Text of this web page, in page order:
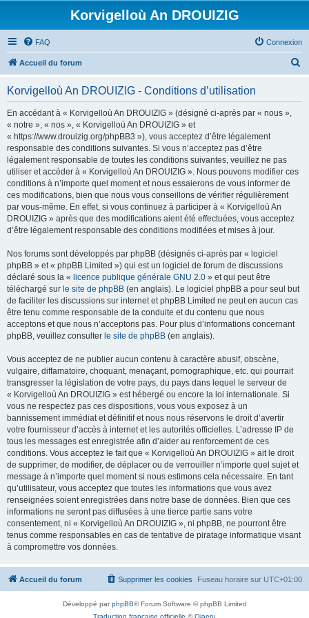
Korvigelloù An DROUIZIG
FAQ Connexion
Accueil du forum
Korvigelloù An DROUIZIG - Conditions d’utilisation
En accédant à « Korvigelloù An DROUIZIG » (désigné ci-après par « nous »,
« notre », « nos », « Korvigelloù An DROUIZIG » et
« https://www.drouizig.org/phpBB3 »), vous acceptez d’être légalement
responsable des conditions suivantes. Si vous n’acceptez pas d’être
légalement responsable de toutes les conditions suivantes, veuillez ne pas
utiliser et accéder à « Korvigelloù An DROUIZIG ». Nous pouvons modifier ces
conditions à n’importe quel moment et nous essaierons de vous informer de
ces modifications, bien que nous vous conseillons de vérifier régulièrement
par vous-même. En effet, si vous continuez à participer à « Korvigelloù An
DROUIZIG » après que des modifications aient été effectuées, vous acceptez
d’être légalement responsable des conditions modifiées et mises à jour.
Nos forums sont développés par phpBB (désignés ci-après par « logiciel
phpBB » et « phpBB Limited ») qui est un logiciel de forum de discussions
déclaré sous la « licence publique générale GNU 2.0 » et qui peut être
téléchargé sur le site de phpBB (en anglais). Le logiciel phpBB a pour seul but
de faciliter les discussions sur internet et phpBB Limited ne peut en aucun cas
être tenu comme responsable de la conduite et du contenu que nous
acceptons et que nous n’acceptons pas. Pour plus d’informations concernant
phpBB, veuillez consulter le site de phpBB (en anglais).
Vous acceptez de ne publier aucun contenu à caractère abusif, obscène,
vulgaire, diffamatoire, choquant, menaçant, pornographique, etc. qui pourrait
transgresser la législation de votre pays, du pays dans lequel le serveur de
« Korvigelloù An DROUIZIG » est hébergé ou encore la loi internationale. Si
vous ne respectez pas ces dispositions, vous vous exposez à un
bannissement immédiat et définitif et nous nous réservons le droit d’avertir
votre fournisseur d’accès à internet et les autorités officielles. L’adresse IP de
tous les messages est enregistrée afin d’aider au renforcement de ces
conditions. Vous acceptez le fait que « Korvigelloù An DROUIZIG » ait le droit
de supprimer, de modifier, de déplacer ou de verrouiller n’importe quel sujet et
message à n’importe quel moment si nous estimons cela nécessaire. En tant
qu’utilisateur, vous acceptez que toutes les informations que vous avez
renseignées soient enregistrées dans notre base de données. Bien que ces
informations ne seront pas diffusées à une tierce partie sans votre
consentement, ni « Korvigelloù An DROUIZIG », ni phpBB, ne pourront être
tenus comme responsables en cas de tentative de piratage informatique visant
à compromettre vos données.
Accueil du forum Fuseau horaire sur UTC+01:00
Supprimer les cookies
Développé parphpBB® Forum Software © phpBB Limited
Traduction française officielle ©Qiaeru